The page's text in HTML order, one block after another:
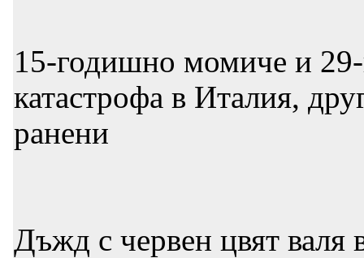
15-годишно момиче и
катастрофа в Италия,
ранени
Дъжд с червен цвят валя